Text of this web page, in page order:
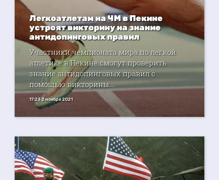
Легкоатлетам на ЧМ в Пекине
устроят викторину на знание
антидопинговых правил
Участники чемпионата мира по легкой
атлетике в Пекине смогут проверить
знание антидопинговых правил с
помощью викторины....
17:23 2 ноября 2021